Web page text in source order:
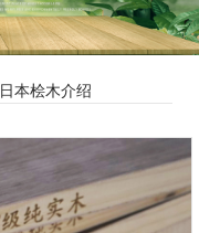
日本桧木介绍